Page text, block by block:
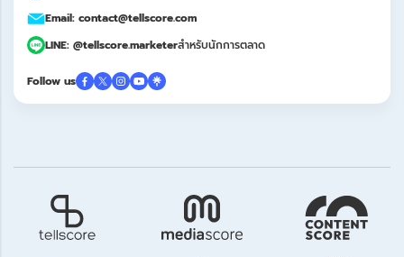
Email: contact@tellscore.com
LINE: @tellscore.marketerสำหรับนักการตลาด
Follow us